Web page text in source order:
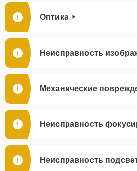
Оптика
Неисправность
Механические
Неисправность
Неисправность